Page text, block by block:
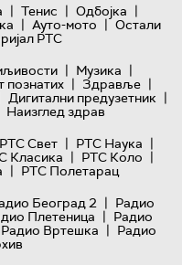
| Тенис | Одбојка |
| Ауто-мото | Остали
РТС
| Музика |
познатих | Здравље |
Дигитални предузетник |
Наизглед здрав
РТС Свет | РТС Наука |
Класика | РТС Коло |
| РТС Полетарац
Београд 2 | Радио
Плетеница | Радио
Радио Вртешка | Радио